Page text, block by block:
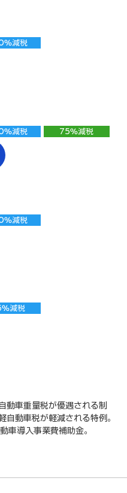
減税
減税 75%減税
減税
減税
動車重量税が優遇される制
自動車税が軽減される特例。
車導入事業費補助金。